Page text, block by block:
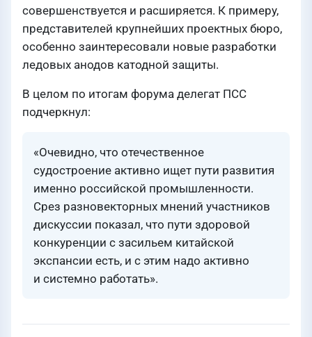
совершенствуется и расширяется. К примеру,
представителей крупнейших проектных бюро,
особенно заинтересовали новые разработки
ледовых анодов катодной защиты.
В целом по итогам форума делегат ПСС
подчеркнул:
«Очевидно, что отечественное
судостроение активно ищет пути развития
именно российской промышленности.
Срез разновекторных мнений участников
дискуссии показал, что пути здоровой
конкуренции с засильем китайской
экспансии есть, и с этим надо активно
и системно работать».